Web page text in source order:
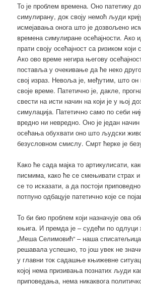
То је проблем времена. Оно патетику
симулирану, док своју немоћ људи
исмејавања онога што је дозвољено
времена симулиране осећајности. Ако
прати своју осећајност са ризиком
Ако ово време негира његову
поставља у очекивање да ће неко
свој израз. Невоља је, међутим, што
своје време. Патетично је, дакле,
свести на исти начин на који је у њој
симулација. Патетично само по себи
вредно ни невредно. Оно је један
осећања обухвати оно што људски
безусловном смислу. Смрт ћерке је
Како ће сада мајка то артикулисати,
писмима, како ће се смењивати страх
се то исказати, а да постоји
потпуно одбацује патетично које се
То би био проблем који назначује ова
књига. И премда је – судећи по одлуци
„Меша Селимовић“ – наша списатељица
решавала успешно, то још увек не
у главни ток садашње књижевне
којој нема призивања познатих људи
приповедања, нема никаквога